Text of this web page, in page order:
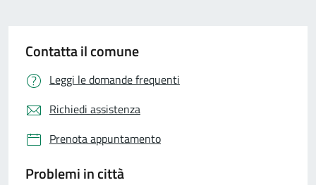
Contatta il comune
Leggi le domande frequenti
Richiedi assistenza
Prenota appuntamento
Problemi in città